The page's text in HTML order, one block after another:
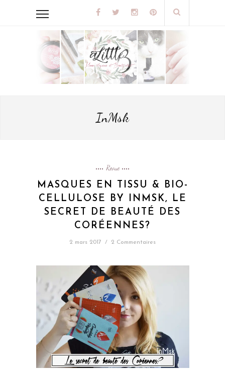
InMsk
Revue
MASQUES EN TISSU & BIO-
CELLULOSE BY INMSK, LE
SECRET DE BEAUTÉ DES
CORÉENNES?
2 mars 2017 / 2 Commentaires